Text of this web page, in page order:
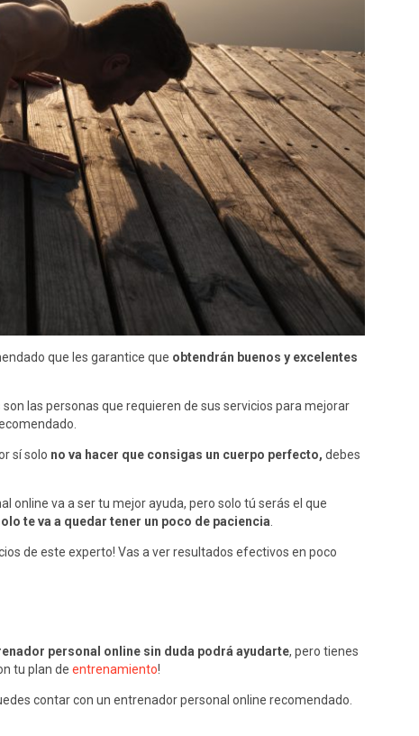
que les garantice que obtendrán buenos y excelentes
las personas que requieren de sus servicios para mejorar
sí solo no va hacer que consigas un cuerpo perfecto, debes
online va a ser tu mejor ayuda, pero solo tú serás el que
te va a quedar tener un poco de paciencia
de este experto! Vas a ver resultados efectivos en poco
personal online sin duda podrá ayudarte, pero tienes
tu plan de entrenamiento!
contar con un entrenador personal online recomendado.